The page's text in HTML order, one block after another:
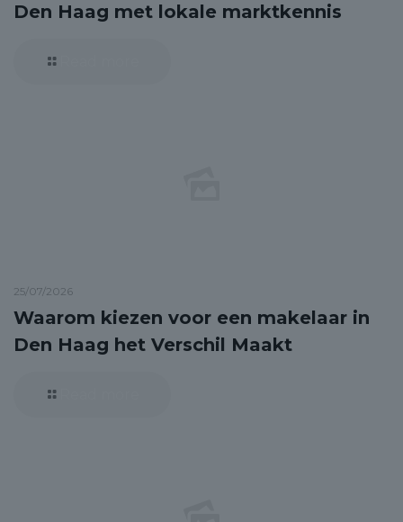
Den Haag met lokale marktkennis
25/07/2026
Waarom kiezen voor een makelaar in
Den Haag het Verschil Maakt